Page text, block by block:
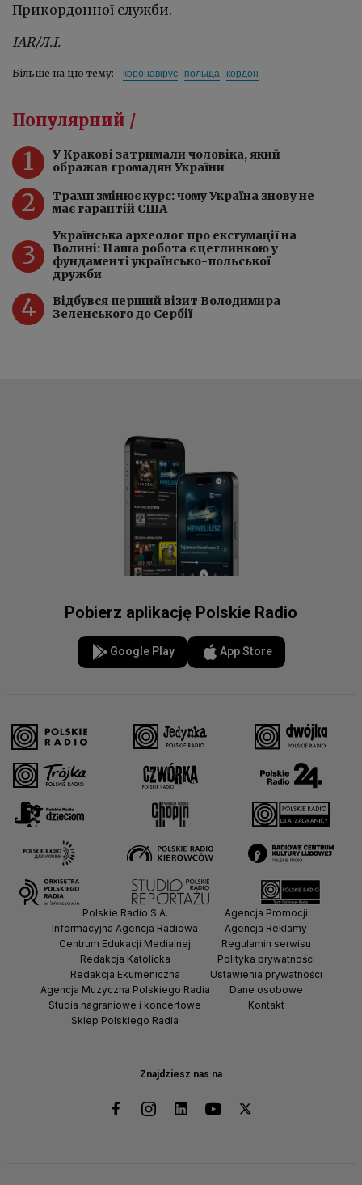
Прикордонної служби.
IAR/Л.І.
Більше на цю тему: коронавірус польща кордон
Популярний /
1
У Кракові затримали чоловіка, який
ображав громадян України
2
Трамп змінює курс: чому Україна знову не
має гарантій США
3
Українська археолог про ексгумації на
Волині: Наша робота є цеглинкою у
фундаменті українсько-польської
дружби
4
Відбувся перший візит Володимира
Зеленського до Сербії
Pobierz aplikację Polskie Radio
Google Play App Store
Znajdziesz nas na
Polskie Radio S.A.
Informacyjna Agencja Radiowa
Centrum Edukacji Medialnej
Redakcja Katolicka
Redakcja Ekumeniczna
Agencja Muzyczna Polskiego Radia
Studia nagraniowe i koncertowe
Sklep Polskiego Radia
Agencja Promocji
Agencja Reklamy
Regulamin serwisu
Polityka prywatności
Ustawienia prywatności
Dane osobowe
Kontakt